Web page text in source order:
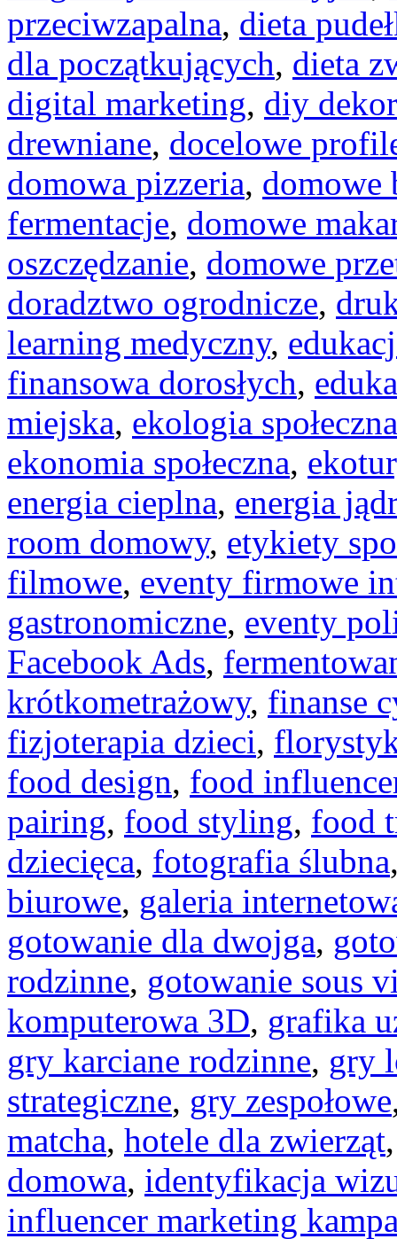
przeciwzapalna, dieta
dla początkujących, dieta
digital marketing, diy
drewniane, docelowe
domowa pizzeria, domowe
fermentacje, domowe
oszczędzanie, domowe
doradztwo ogrodnicze,
learning medyczny,
finansowa dorosłych,
miejska, ekologia społeczna
ekonomia społeczna,
energia cieplna, energia
room domowy, etykiety
filmowe, eventy firmowe
gastronomiczne, eventy
Facebook Ads,
krótkometrażowy, finanse
fizjoterapia dzieci,
food design, food
pairing, food styling, food
dziecięca, fotografia ślubna
biurowe, galeria
gotowanie dla dwojga,
rodzinne, gotowanie sous
komputerowa 3D, grafika
gry karciane rodzinne, gry
strategiczne, gry zespołowe
matcha, hotele dla zwierząt
domowa, identyfikacja
influencer marketing